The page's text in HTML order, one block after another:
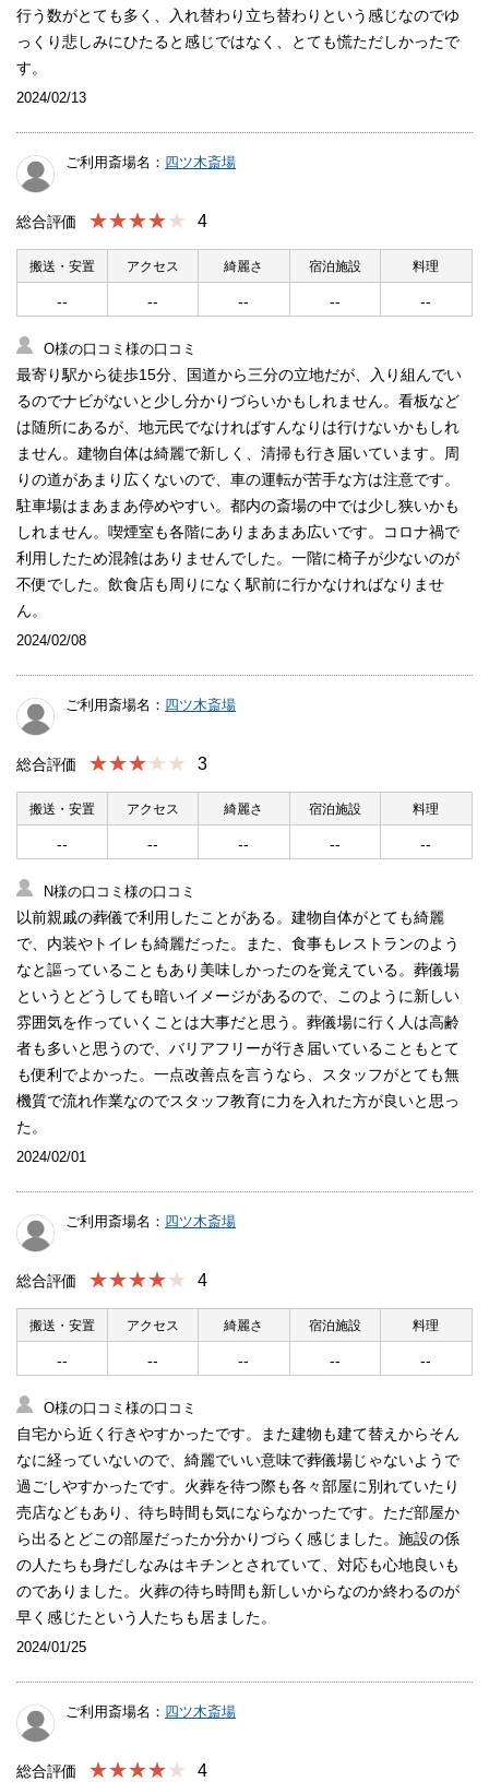
行う数がとても多く、入れ替わり立ち替わりという感じなのでゆ
っくり悲しみにひたると感じではなく、とても慌ただしかったで
す。
2024/02/13
ご利用斎場名： 四ツ木斎場
総合評価 ★★★★ 4
搬送・安置
--
アクセス
--
綺麗さ
--
宿泊施設
--
料理
--
O様の口コミ様の口コミ
最寄り駅から徒歩15分、国道から三分の立地だが、入り組んでい
るのでナビがないと少し分かりづらいかもしれません。看板など
は随所にあるが、地元民でなければすんなりは行けないかもしれ
ません。建物自体は綺麗で新しく、清掃も行き届いています。周
りの道があまり広くないので、車の運転が苦手な方は注意です。
駐車場はまあまあ停めやすい。都内の斎場の中では少し狭いかも
しれません。喫煙室も各階にありまあまあ広いです。コロナ禍で
利用したため混雑はありませんでした。一階に椅子が少ないのが
不便でした。飲食店も周りになく駅前に行かなければなりませ
ん。
2024/02/08
ご利用斎場名： 四ツ木斎場
総合評価 ★★★ 3
搬送・安置
--
アクセス
--
綺麗さ
--
宿泊施設
--
料理
--
N様の口コミ様の口コミ
以前親戚の葬儀で利用したことがある。建物自体がとても綺麗
で、内装やトイレも綺麗だった。また、食事もレストランのよう
なと謳っていることもあり美味しかったのを覚えている。葬儀場
というとどうしても暗いイメージがあるので、このように新しい
雰囲気を作っていくことは大事だと思う。葬儀場に行く人は高齢
者も多いと思うので、バリアフリーが行き届いていることもとて
も便利でよかった。一点改善点を言うなら、スタッフがとても無
機質で流れ作業なのでスタッフ教育に力を入れた方が良いと思っ
た。
2024/02/01
ご利用斎場名： 四ツ木斎場
総合評価 ★★★★ 4
搬送・安置
--
アクセス
--
綺麗さ
--
宿泊施設
--
料理
--
O様の口コミ様の口コミ
自宅から近く行きやすかったです。また建物も建て替えからそん
なに経っていないので、綺麗でいい意味で葬儀場じゃないようで
過ごしやすかったです。火葬を待つ際も各々部屋に別れていたり
売店などもあり、待ち時間も気にならなかったです。ただ部屋か
ら出るとどこの部屋だったか分かりづらく感じました。施設の係
の人たちも身だしなみはキチンとされていて、対応も心地良いも
のでありました。火葬の待ち時間も新しいからなのか終わるのが
早く感じたという人たちも居ました。
2024/01/25
ご利用斎場名： 四ツ木斎場
総合評価 ★★★★ 4